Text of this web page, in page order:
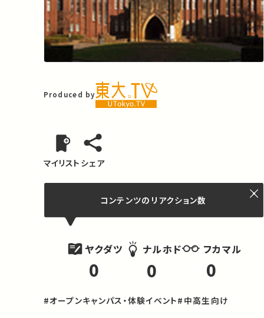
Produced by
マイリスト シェア
コンテンツの リアクション数
ヤクダツ
0
ナルホド
0
フカマル
0
#オープンキャンパス・体験イベント#中高生向け